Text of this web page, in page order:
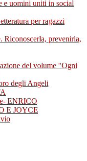
e uomini uniti in social
per ragazzi
Riconoscerla, prevenirla,
del volume "Ogni
degli Angeli
ENRICO
E JOYCE